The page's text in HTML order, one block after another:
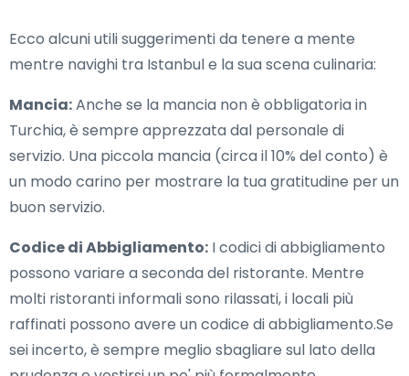
Ecco alcuni utili suggerimenti da tenere a mente
mentre navighi tra Istanbul e la sua scena culinaria:
Mancia:Anche se la mancia non è obbligatoria in
Turchia, è sempre apprezzata dal personale di
servizio. Una piccola mancia (circa il 10% del conto) è
un modo carino per mostrare la tua gratitudine per un
buon servizio.
Codice di Abbigliamento: I codici di abbigliamento
possono variare a seconda del ristorante. Mentre
molti ristoranti informali sono rilassati, i locali più
raffinati possono avere un codice di abbigliamento.Se
sei incerto, è sempre meglio sbagliare sul lato della